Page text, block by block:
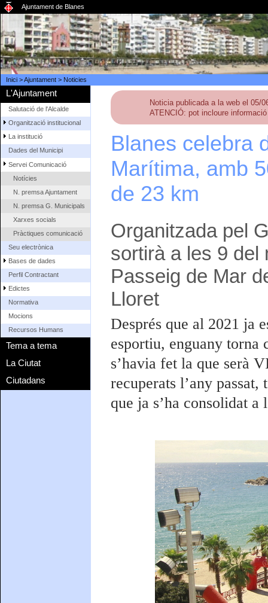
Ajuntament de Blanes
Inici>Ajuntament> Noticies
L'Ajuntament
Salutació de l'Alcalde
Organització institucional
La institució
Dades del Municipi
Servei Comunicació
Notícies
N. premsa Ajuntament
N. premsa G. Municipals
Xarxes socials
Pràctiques comunicació
Seu electrònica
Bases de dades
Perfil Contractant
Edictes
Normativa
Mocions
Recursos Humans
Tema a tema
La Ciutat
Ciutadans
Noticia publicada a la web el 05/
ATENCIÓ: pot incloure
Blanes celebra
Marítima, amb
de 23 km
Organitzada pel
sortirà a les 9 del
Passeig de Mar
Lloret
Després que al 2021 ja
esportiu, enguany torna
s’havia fet la que serà
recuperats l’any
que ja s’ha consolidat